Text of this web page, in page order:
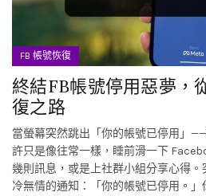
FB 帳號恢復
終結FB帳號停用惡夢，
復之路
當螢幕突然跳出「你的帳號已停用」
許只是像往常一樣，睡前滑一下
幾則訊息，或是上社群小組分享心得
冷無情的通知：「你的帳號已停用。」